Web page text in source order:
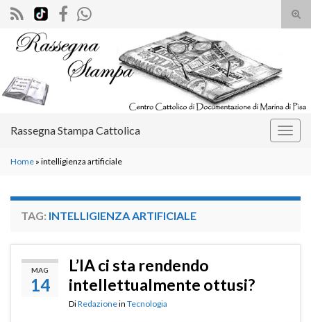
il
Search for:
Rassegna Stampa Cattolica
Home » intelligienza artificiale
TAG: INTELLIGIENZA ARTIFICIALE
MAG
14
L’IA ci sta rendendo
intellettualmente ottusi?
DiRedazionein Tecnologia